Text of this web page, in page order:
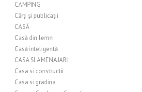
CAMPING
Cărți și publicații
CASĂ
Casă din lemn
Casă inteligentă
CASA SI AMENAJARI
Casa si constructii
Casa si gradina